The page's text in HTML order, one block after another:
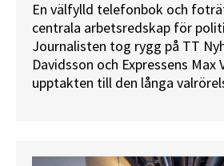
En välfylld telefonbok och
centrala arbetsredskap för
Journalisten tog rygg på TT
Davidsson och Expressens Max
upptakten till den långa